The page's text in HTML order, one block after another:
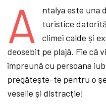
A
ntalya este una
turistice
climei calde și
deosebit pe plajă. Fie că
împreună cu persoana
pregătește-te pentru o
veselie și distracție!